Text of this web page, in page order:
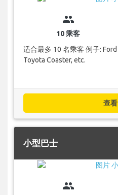
group
10 乘客
适合最多 10 名乘客 例子:
Toyota Coaster, etc.
查
小型巴士
group